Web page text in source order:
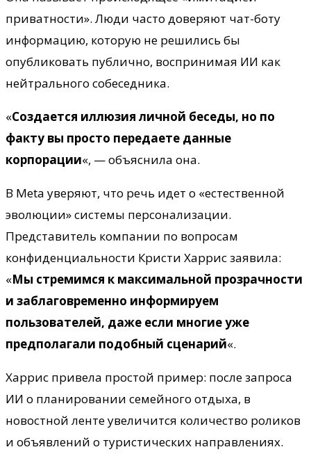
приватности». Люди часто доверяют чат-боту
информацию, которую не решились бы
опубликовать публично, воспринимая ИИ как
нейтрального собеседника.
«Создается иллюзия личной беседы, но по
факту вы просто передаете данные
корпорации«, — объяснила она.
В Meta уверяют, что речь идет о «естественной
эволюции» системы персонализации.
Представитель компании по вопросам
конфиденциальности Кристи Харрис заявила:
«Мы стремимся к максимальной прозрачности
и заблаговременно информируем
пользователей, даже если многие уже
предполагали подобный сценарий«.
Харрис привела простой пример: после запроса
ИИ о планировании семейного отдыха, в
новостной ленте увеличится количество роликов
и объявлений о туристических направлениях.